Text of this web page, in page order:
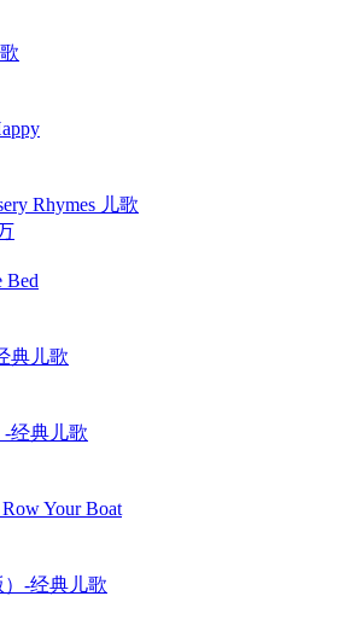
Rhymes 儿歌
Bed
典儿歌
经典儿歌
Your Boat
-经典儿歌